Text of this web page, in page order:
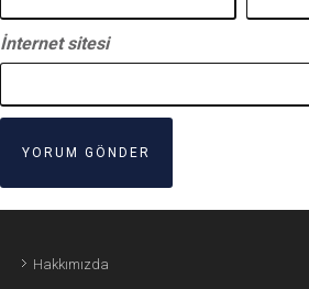
İnternet sitesi
Hakkımızda